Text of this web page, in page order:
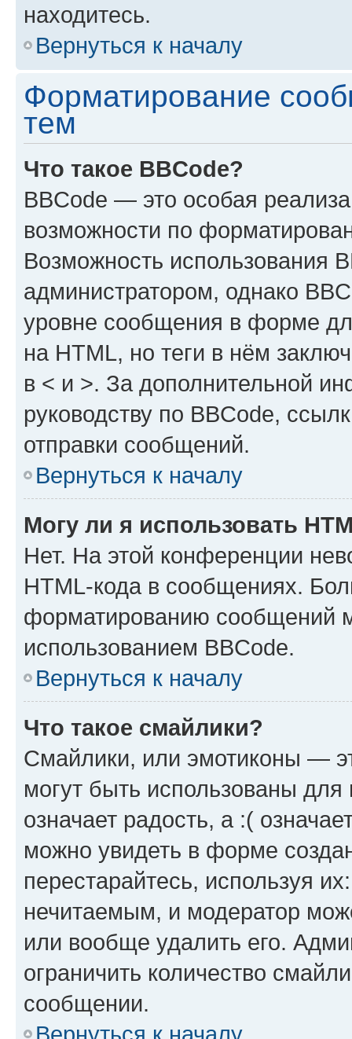
находитесь.
Вернуться к началу
Форматирование
тем
Что такое BBCode?
BBCode — это особая
возможности по
Возможность использования
администратором, однако
уровне сообщения в форме
на HTML, но теги в нём
в < и >. За дополнительной
руководству по BBCode,
отправки сообщений.
Вернуться к началу
Могу ли я использовать
Нет. На этой конференции
HTML-кода в сообщениях.
форматированию сообщений
использованием BBCode.
Вернуться к началу
Что такое смайлики?
Смайлики, или эмотиконы —
могут быть использованы
означает радость, а :(
можно увидеть в форме
перестарайтесь, используя
нечитаемым, и модератор
или вообще удалить его.
ограничить количество
сообщении.